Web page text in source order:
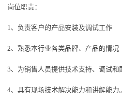
岗位职责：
1、负责客户的产品安装及调试工作
2、熟悉本行业各类品牌、产品的情况
3、为销售人员提供技术支持、调试和
4、具有现场技术解决能力和讲解能力。